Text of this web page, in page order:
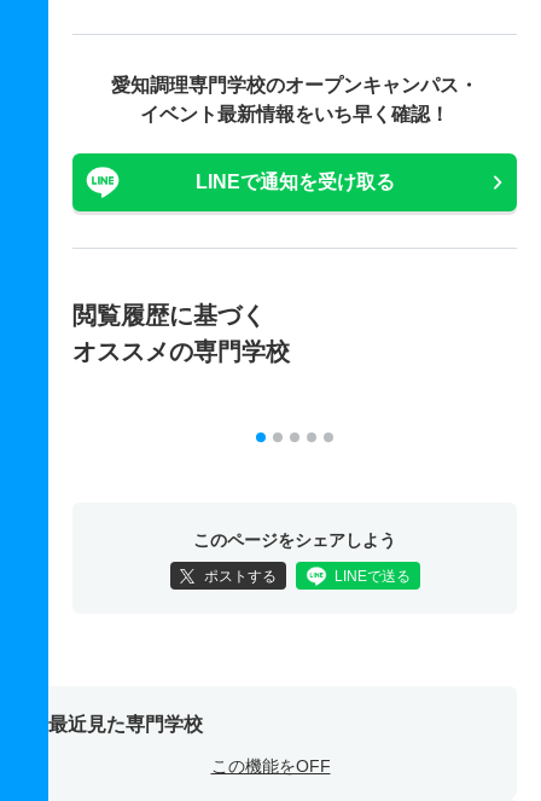
愛知調理専門学校のオープンキャンパス・
イベント最新情報をいち早く確認！
LINEで通知を受け取る
閲覧履歴に基づく
オススメの専門学校
このページをシェアしよう
ポストする LINEで送る
最近見た専門学校
この機能をOFF